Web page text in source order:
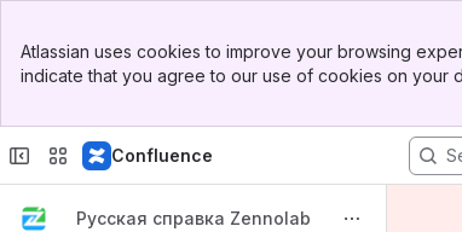
Top Bar
Sidebar
Atlassian uses cookies to improve your browsing
indicate that you agree to our use of cookies on your
Confluence
Русская справка Zennolab
ZennoPoster
😎
Начало работы
💎